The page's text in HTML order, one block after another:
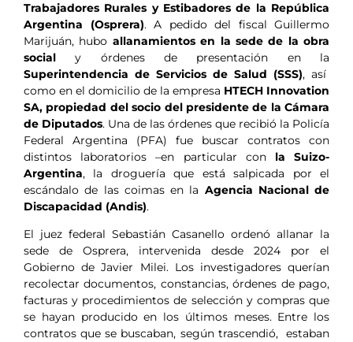
Trabajadores Rurales y Estibadores de la República
Argentina (Osprera). A pedido del fiscal Guillermo
Marijuán, hubo allanamientos en la sede de la obra
socialy órdenes de presentación en la
Superintendencia de Servicios de Salud (SSS), así
como en el domicilio de la empresa HTECH Innovation
SA, propiedad del socio del presidente de la Cámara
de Diputados. Una de las órdenes que recibió la Policía
Federal Argentina (PFA) fue buscar contratos con
distintos laboratorios –en particular con la Suizo-
Argentina, la droguería que está salpicada por el
escándalo de las coimas en la Agencia Nacional de
Discapacidad (Andis).
El juez federal Sebastián Casanello ordenó allanar la
sede de Osprera, intervenida desde 2024 por el
Gobierno de Javier Milei. Los investigadores querían
recolectar documentos, constancias, órdenes de pago,
facturas y procedimientos de selección y compras que
se hayan producido en los últimos meses. Entre los
contratos que se buscaban, según trascendió, estaban